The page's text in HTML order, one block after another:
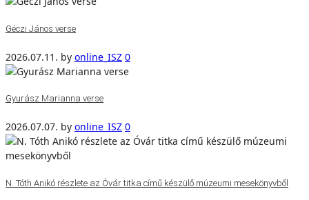
Géczi János verse
2026.07.11. by online_ISZ 0
Gyurász Marianna verse
2026.07.07. by online_ISZ 0
N. Tóth Anikó részlete az Óvár titka című készülő múzeumi mesekönyvből